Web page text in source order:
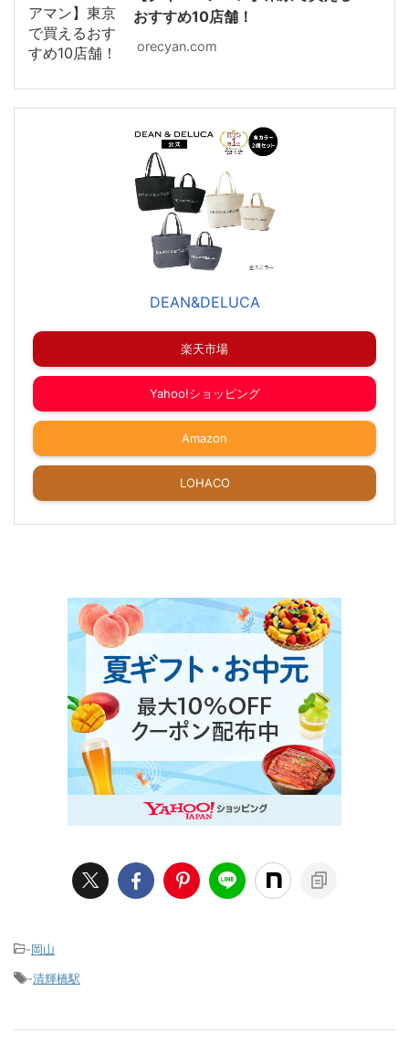
おすすめ10店舗！
orecyan.com
DEAN&DELUCA
楽天市場
Yahoo!ショッピング
Amazon
LOHACO
-岡山
-清輝橋駅